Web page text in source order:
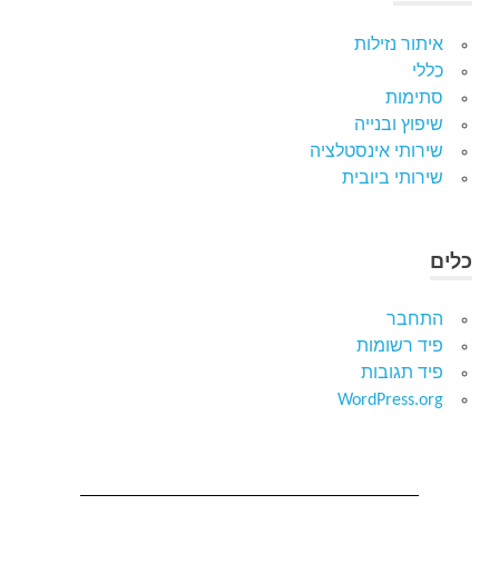
איתור נזילות
כללי
סתימות
שיפוץ ובנייה
שירותי אינסטלציה
שירותי ביובית
כלים
התחבר
פיד רשומות
פיד תגובות
WordPress.org